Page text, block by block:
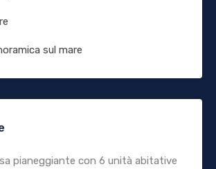
sul mare
pianeggiante con 6 unità abitative